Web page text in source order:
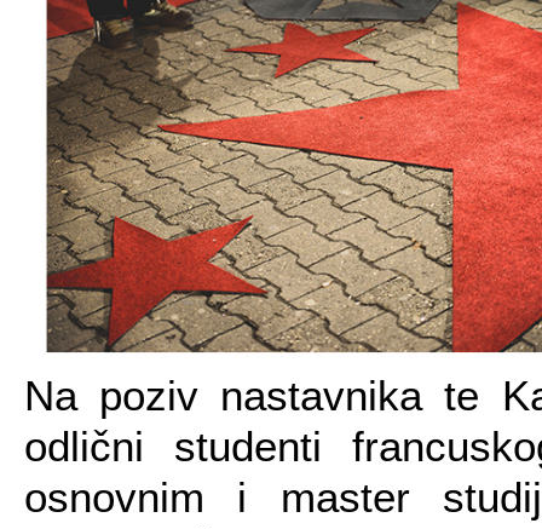
Na poziv nastavnika te
odlični studenti
osnovnim i master